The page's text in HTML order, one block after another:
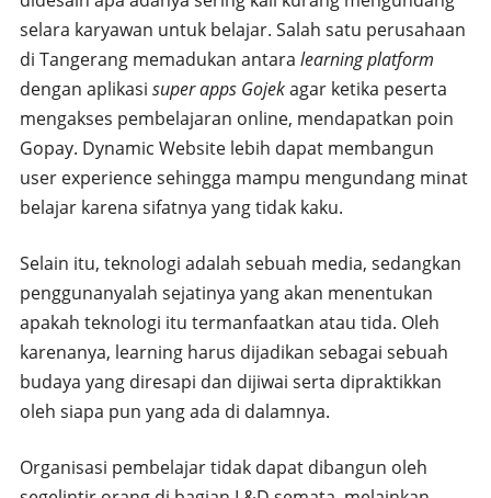
selara karyawan untuk belajar. Salah satu perusahaan
di Tangerang memadukan antara learning platform
dengan aplikasi super apps Gojekagar ketika peserta
mengakses pembelajaran online, mendapatkan poin
Gopay. Dynamic Website lebih dapat membangun
user experience sehingga mampu mengundang minat
belajar karena sifatnya yang tidak kaku.
Selain itu, teknologi adalah sebuah media, sedangkan
penggunanyalah sejatinya yang akan menentukan
apakah teknologi itu termanfaatkan atau tida. Oleh
karenanya, learning harus dijadikan sebagai sebuah
budaya yang diresapi dan dijiwai serta dipraktikkan
oleh siapa pun yang ada di dalamnya.
Organisasi pembelajar tidak dapat dibangun oleh